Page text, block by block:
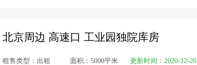
北京周边 高速口 工业园独院库房
租售类型：出租 面积：5000平米
更新时间：2020-12-20